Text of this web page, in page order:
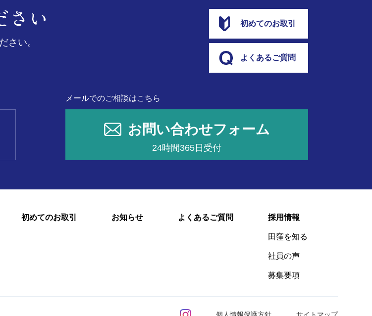
さい。
初めてのお取引
よくあるご質問
メールでのご相談はこちら
お問い合わせフォーム
24時間365日受付
初めてのお取引 お知らせ よくあるご質問 採用情報
田窪を知る
社員の声
募集要項